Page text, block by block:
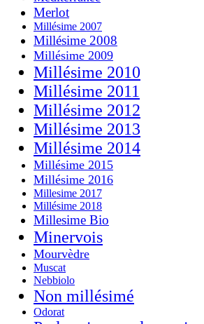
Merlot
Millésime 2007
Millésime 2008
Millésime 2009
Millésime 2010
Millésime 2011
Millésime 2012
Millésime 2013
Millésime 2014
Millésime 2015
Millésime 2016
Millesime 2017
Millésime 2018
Millesime Bio
Minervois
Mourvèdre
Muscat
Nebbiolo
Non millésimé
Odorat